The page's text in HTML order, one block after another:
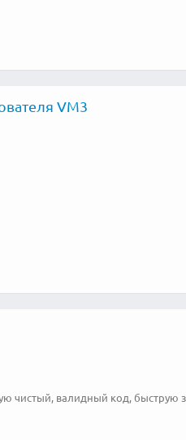
VM3
чистый, валидный код, быструю